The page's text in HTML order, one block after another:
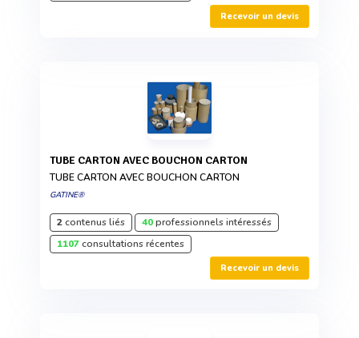
Recevoir un devis
TUBE CARTON AVEC BOUCHON CARTON
TUBE CARTON AVEC BOUCHON CARTON
GATINE®
2contenus liés 40professionnels intéressés
1107consultations récentes
Recevoir un devis